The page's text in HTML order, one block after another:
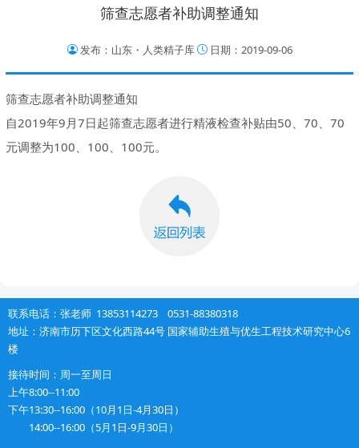
筛查志愿者补助调整通知
发布：山东・人类精子库 日期：2019-09-06
筛查志愿者补助调整通知
自2019年9月7日起筛查志愿者进行精液检查补贴由50、70、70
元调整为100、100、100元。
联系电话：张老师 13853114273 0531-88380318
地址：济南市历下区文化西路44号 国家辅助生殖与优生工程技术研究中心6
楼
接待时间：周一至周日
上午8:00--11:00
下午13:30--16:00（10月1日-4月30日）
14:00--16:00（5月1日-9月30日）